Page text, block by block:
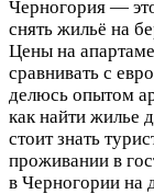
Черногория —
снять жильё на
Цены на
сравнивать с
делюсь опытом
как найти жилье
стоит знать
проживании в
в Черногории на